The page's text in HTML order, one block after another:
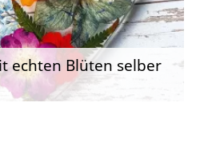
echten Blüten selber